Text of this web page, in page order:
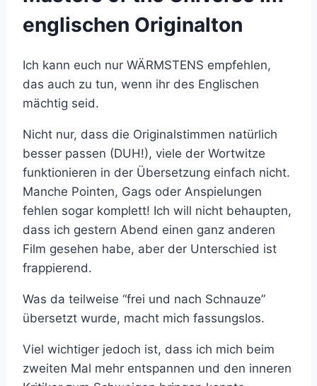
englischen Originalton
Ich kann euch nur WÄRMSTENS empfehlen,
das auch zu tun, wenn ihr des Englischen
mächtig seid.
Nicht nur, dass die Originalstimmen natürlich
besser passen (DUH!), viele der Wortwitze
funktionieren in der Übersetzung einfach nicht.
Manche Pointen, Gags oder Anspielungen
fehlen sogar komplett! Ich will nicht behaupten,
dass ich gestern Abend einen ganz anderen
Film gesehen habe, aber der Unterschied ist
frappierend.
Was da teilweise “frei und nach Schnauze”
übersetzt wurde, macht mich fassungslos.
Viel wichtiger jedoch ist, dass ich mich beim
zweiten Mal mehr entspannen und den inneren